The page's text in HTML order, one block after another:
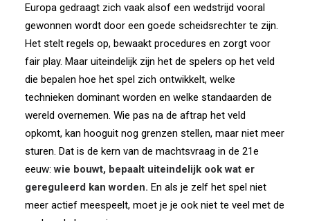
Europa gedraagt zich vaak alsof een wedstrijd vooral
gewonnen wordt door een goede scheidsrechter te zijn.
Het stelt regels op, bewaakt procedures en zorgt voor
fair play. Maar uiteindelijk zijn het de spelers op het veld
die bepalen hoe het spel zich ontwikkelt, welke
technieken dominant worden en welke standaarden de
wereld overnemen. Wie pas na de aftrap het veld
opkomt, kan hooguit nog grenzen stellen, maar niet meer
sturen. Dat is de kern van de machtsvraag in de 21e
eeuw:wie bouwt, bepaalt uiteindelijk ook wat er
gereguleerd kan worden. En als je zelf het spel niet
meer actief meespeelt, moet je je ook niet te veel met de